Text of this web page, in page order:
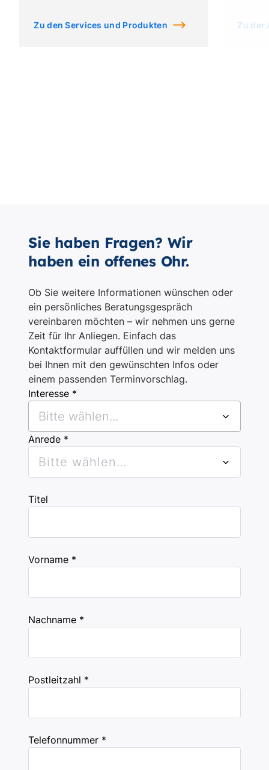
Sie haben Fragen? Wir
haben ein offenes Ohr.
Ob Sie weitere Informationen wünschen oder
ein persönliches Beratungsgespräch
vereinbaren möchten – wir nehmen uns gerne
Zeit für Ihr Anliegen. Einfach das
Kontaktformular auffüllen und wir melden uns
bei Ihnen mit den gewünschten Infos oder
einem passenden Terminvorschlag.
Interesse *
Bitte wählen...
Anrede *
Bitte wählen...
Titel
Vorname *
Nachname *
Postleitzahl *
Telefonnummer *